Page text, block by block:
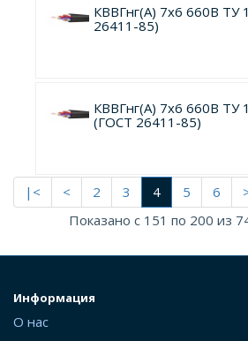
КВВГнг(А) 7х6 660В ТУ
26411-85)
КВВГнг(А) 7х6 660В ТУ
(ГОСТ 26411-85)
|< < 2 3 4 5 6
Показано с 151 по 200 из
Информация
О нас